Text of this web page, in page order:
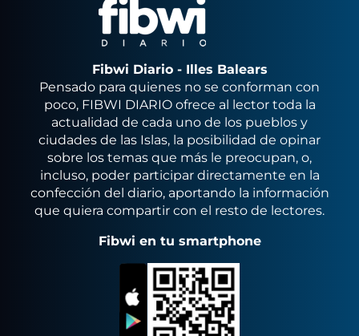
Fibwi Diario - Illes Balears
Pensado para quienes no se conforman con
poco, FIBWI DIARIO ofrece al lector toda la
actualidad de cada uno de los pueblos y
ciudades de las Islas, la posibilidad de opinar
sobre los temas que más le preocupan, o,
incluso, poder participar directamente en la
confección del diario, aportando la información
que quiera compartir con el resto de lectores.
Fibwi en tu smartphone